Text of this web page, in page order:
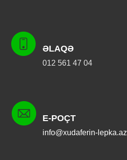
ƏLAQƏ
012 561 47 04
E-POÇT
info@xudaferin-lepka.az